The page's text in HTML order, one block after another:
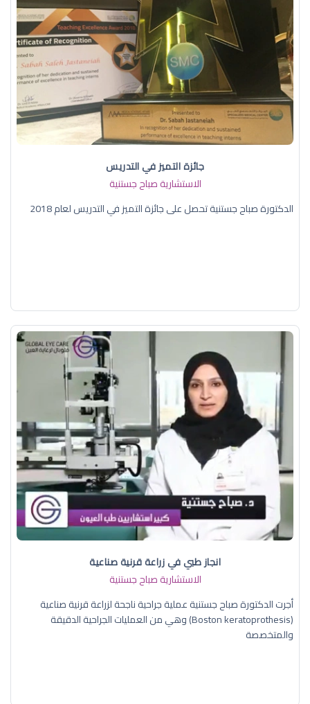
جائزة التميز في التدريس
الاستشارية صباح جستنية
الدكتورة صباح جستنية تحصل على جائزة التميز في التدريس لعام 2018
انجاز طبي في زراعة قرنية صناعية
الاستشارية صباح جستنية
أجرت الدكتورة صباح جستنية عملية جراحية ناجحة لزراعة قرنية صناعية
(Boston keratoprothesis) وهي من العمليات الجراحية الدقيقة
والمتخصصة